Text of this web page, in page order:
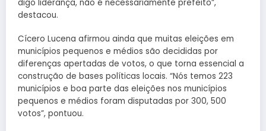
digo liderança, não é necessariamente prefeito”,
destacou.
Cícero Lucena afirmou ainda que muitas eleições em
municípios pequenos e médios são decididas por
diferenças apertadas de votos, o que torna essencial a
construção de bases políticas locais. “Nós temos 223
municípios e boa parte das eleições nos municípios
pequenos e médios foram disputadas por 300, 500
votos”, pontuou.